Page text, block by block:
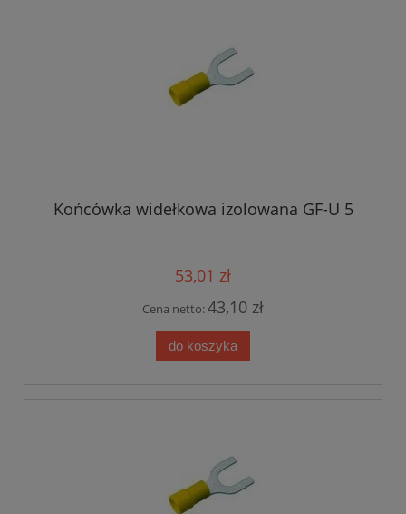
Końcówka widełkowa izolowana GF-U 5
53,01 zł
Cena netto:43,10 zł
do koszyka